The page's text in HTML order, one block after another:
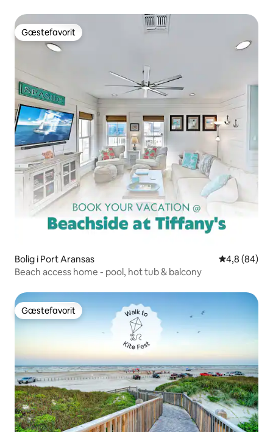
Gæstefavorit
Gæstefavorit
Bolig i Port Aransas 4,8 ud af 5 i
4,8 (84)
Beach access home - pool, hot tub & balcony
Gæstefavorit
Gæstefavorit